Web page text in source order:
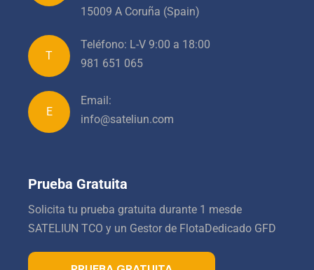
15009 A Coruña (Spain)
T
Teléfono: L-V 9:00 a 18:00
981 651 065
E
Email:
info@sateliun.com
Prueba Gratuita
Solicita tu prueba gratuita durante 1 mesde
SATELIUN TCO y un Gestor de FlotaDedicado GFD